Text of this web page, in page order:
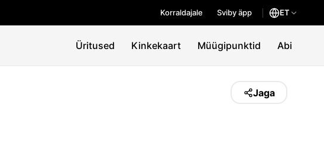
Korraldajale Sviby äpp ET
Üritused Kinkekaart Müügipunktid Abi
Jaga